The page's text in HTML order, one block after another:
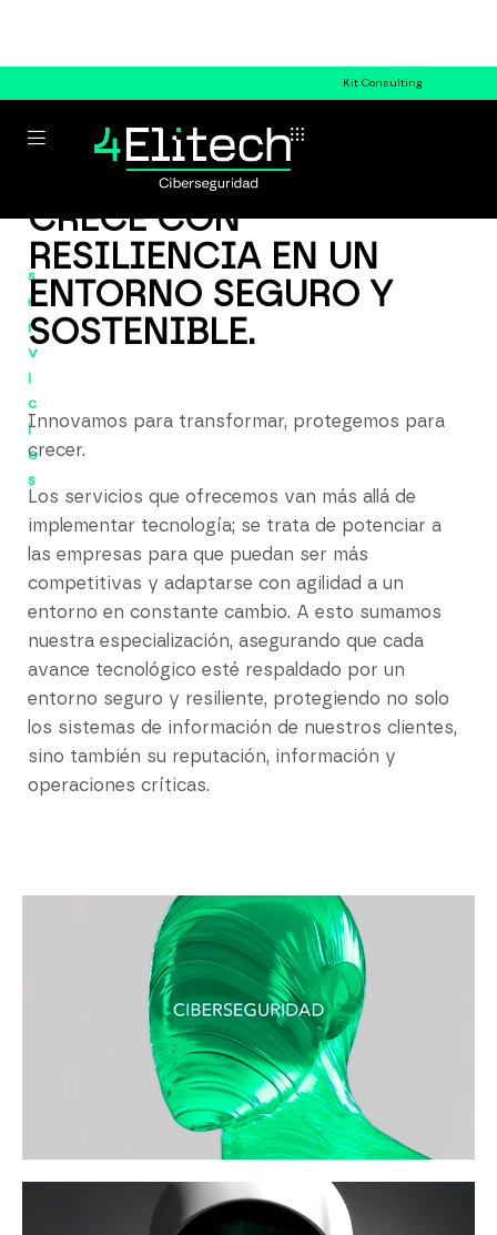
Kit Consulting
s
e
r
v
i
c
i
o
s
CRECE CON
RESILIENCIA EN UN
ENTORNO SEGURO Y
SOSTENIBLE.
Innovamos para transformar, protegemos para
crecer.
Los servicios que ofrecemos van más allá de
implementar tecnología; se trata de potenciar a
las empresas para que puedan ser más
competitivas y adaptarse con agilidad a un
entorno en constante cambio. A esto sumamos
nuestra especialización, asegurando que cada
avance tecnológico esté respaldado por un
entorno seguro y resiliente, protegiendo no solo
los sistemas de información de nuestros clientes,
sino también su reputación, información y
operaciones críticas.